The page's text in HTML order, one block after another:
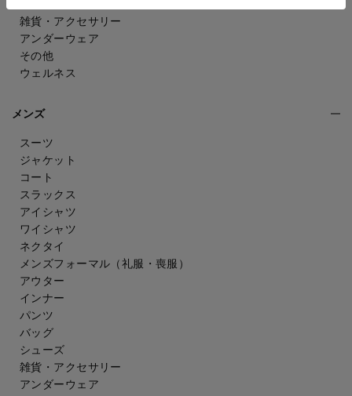
雑貨・アクセサリー
アンダーウェア
その他
ウェルネス
メンズ
スーツ
ジャケット
コート
スラックス
アイシャツ
ワイシャツ
ネクタイ
メンズフォーマル （礼服・喪服）
アウター
インナー
パンツ
バッグ
シューズ
雑貨・アクセサリー
アンダーウェア